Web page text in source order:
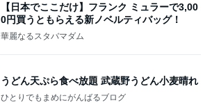
【日本でここだけ】フランク ミュラーで3,00
0円買うともらえる新ノベルティバッグ！
華麗なるスタバマダム
うどん天ぷら食べ放題 武蔵野うどん小麦晴れ
ひとりでもまめにがんばるブログ